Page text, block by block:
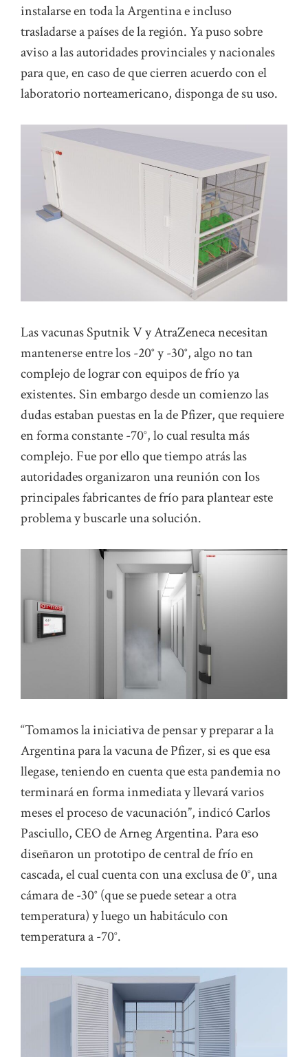
instalarse en toda la Argentina e incluso
trasladarse a países de la región. Ya puso sobre
aviso a las autoridades provinciales y nacionales
para que, en caso de que cierren acuerdo con el
laboratorio norteamericano, disponga de su uso.
Las vacunas Sputnik V y AtraZeneca necesitan
mantenerse entre los -20° y -30°, algo no tan
complejo de lograr con equipos de frío ya
existentes. Sin embargo desde un comienzo las
dudas estaban puestas en la de Pfizer, que requiere
en forma constante -70°, lo cual resulta más
complejo. Fue por ello que tiempo atrás las
autoridades organizaron una reunión con los
principales fabricantes de frío para plantear este
problema y buscarle una solución.
“Tomamos la iniciativa de pensar y preparar a la
Argentina para la vacuna de Pfizer, si es que esa
llegase, teniendo en cuenta que esta pandemia no
terminará en forma inmediata y llevará varios
meses el proceso de vacunación”, indicó Carlos
Pasciullo, CEO de Arneg Argentina. Para eso
diseñaron un prototipo de central de frío en
cascada, el cual cuenta con una exclusa de 0°, una
cámara de -30° (que se puede setear a otra
temperatura) y luego un habitáculo con
temperatura a -70°.